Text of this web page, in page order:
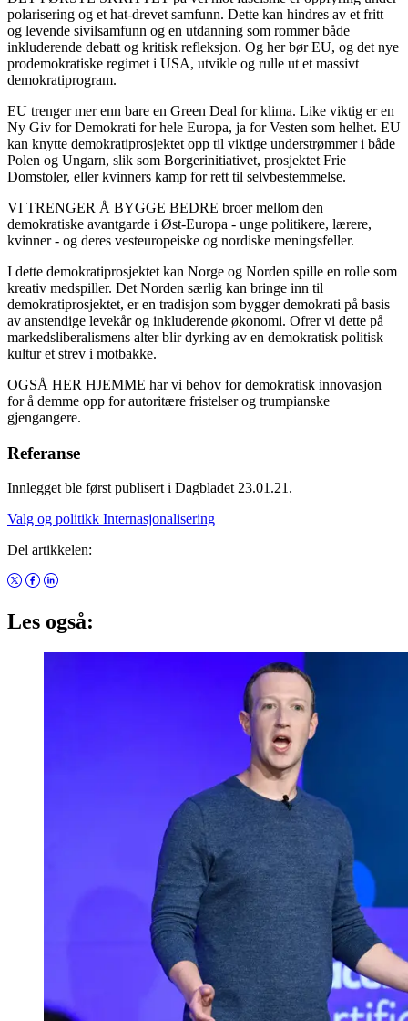
polarisering og et hat-drevet samfunn. Dette kan hindres av et fritt
og levende sivilsamfunn og en utdanning som rommer både
inkluderende debatt og kritisk refleksjon. Og her bør EU, og det nye
prodemokratiske regimet i USA, utvikle og rulle ut et massivt
demokratiprogram.
EU trenger mer enn bare en Green Deal for klima. Like viktig er en
Ny Giv for Demokrati for hele Europa, ja for Vesten som helhet. EU
kan knytte demokratiprosjektet opp til viktige understrømmer i både
Polen og Ungarn, slik som Borgerinitiativet, prosjektet Frie
Domstoler, eller kvinners kamp for rett til selvbestemmelse.
VI TRENGER Å BYGGE BEDRE broer mellom den
demokratiske avantgarde i Øst-Europa - unge politikere, lærere,
kvinner - og deres vesteuropeiske og nordiske meningsfeller.
I dette demokratiprosjektet kan Norge og Norden spille en rolle som
kreativ medspiller. Det Norden særlig kan bringe inn til
demokratiprosjektet, er en tradisjon som bygger demokrati på basis
av anstendige levekår og inkluderende økonomi. Ofrer vi dette på
markedsliberalismens alter blir dyrking av en demokratisk politisk
kultur et strev i motbakke.
OGSÅ HER HJEMME har vi behov for demokratisk innovasjon
for å demme opp for autoritære fristelser og trumpianske
gjengangere.
Referanse
Innlegget ble først publisert i Dagbladet 23.01.21.
Valg og politikk Internasjonalisering
Del artikkelen:
Les også: